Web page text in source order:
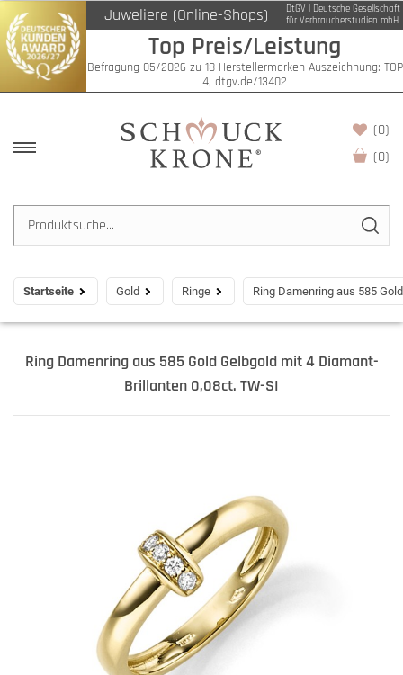
Juweliere (Online-Shops)
DtGV | Deutsche Gesellschaft
für Verbraucherstudien mbH
Top Preis/Leistung
Befragung 05/2026 zu 18 Herstellermarken Auszeichnung: TOP
4, dtgv.de/13402
(0)
(0)
Startseite Gold Ringe Ring Damenring aus 585
Ring Damenring aus 585 Gold Gelbgold mit 4 Diamant-
Brillanten 0,08ct. TW-SI